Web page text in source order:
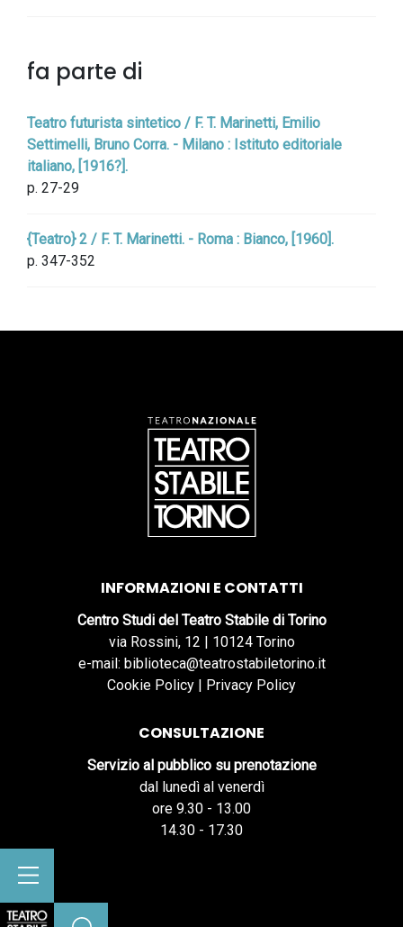
fa parte di
Teatro futurista sintetico / F. T. Marinetti, Emilio
Settimelli, Bruno Corra. - Milano : Istituto editoriale
italiano, [1916?].
p. 27-29
{Teatro} 2 / F. T. Marinetti. - Roma : Bianco, [1960].
p. 347-352
INFORMAZIONI E CONTATTI
Centro Studi del Teatro Stabile di Torino
via Rossini, 12 | 10124 Torino
e-mail: biblioteca@teatrostabiletorino.it
Cookie Policy | Privacy Policy
CONSULTAZIONE
Servizio al pubblico su prenotazione
dal lunedì al venerdì
ore 9.30 - 13.00
14.30 - 17.30